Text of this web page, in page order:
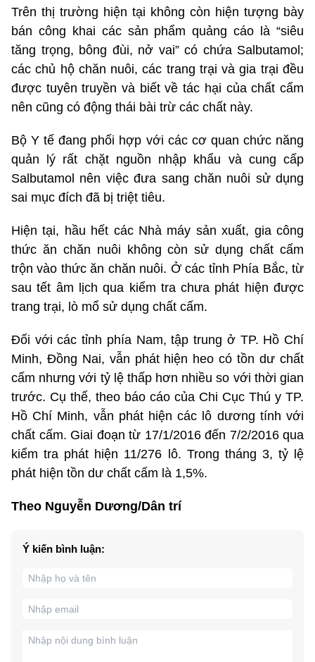
Trên thị trường hiện tại không còn hiện tượng bày
bán công khai các sản phẩm quảng cáo là “siêu
tăng trọng, bông đùi, nở vai” có chứa Salbutamol;
các chủ hộ chăn nuôi, các trang trại và gia trại đều
được tuyên truyền và biết về tác hại của chất cấm
nên cũng có động thái bài trừ các chất này.
Bộ Y tế đang phối hợp với các cơ quan chức năng
quản lý rất chặt nguồn nhập khẩu và cung cấp
Salbutamol nên việc đưa sang chăn nuôi sử dụng
sai mục đích đã bị triệt tiêu.
Hiện tại, hầu hết các Nhà máy sản xuất, gia công
thức ăn chăn nuôi không còn sử dụng chất cấm
trộn vào thức ăn chăn nuôi. Ở các tỉnh Phía Bắc, từ
sau tết âm lịch qua kiểm tra chưa phát hiện được
trang trại, lò mổ sử dụng chất cấm.
Đối với các tỉnh phía Nam, tập trung ở TP. Hồ Chí
Minh, Đồng Nai, vẫn phát hiện heo có tồn dư chất
cấm nhưng với tỷ lệ thấp hơn nhiều so với thời gian
trước. Cụ thể, theo báo cáo của Chi Cục Thú y TP.
Hồ Chí Minh, vẫn phát hiện các lô dương tính với
chất cấm. Giai đoạn từ 17/1/2016 đến 7/2/2016 qua
kiểm tra phát hiện 11/276 lô. Trong tháng 3, tỷ lệ
phát hiện tồn dư chất cấm là 1,5%.
Theo Nguyễn Dương/Dân trí
Ý kiến bình luận: